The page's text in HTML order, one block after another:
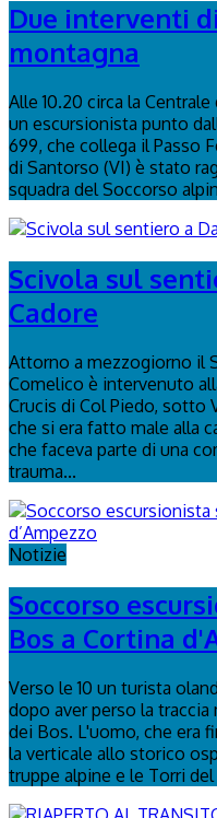
Due interventi
montagna
Alle 10.20 circa la
un escursionista punto
699, che collega il Passo
di Santorso (VI) è stato
squadra del Soccorso
Scivola sul
Cadore
Attorno a mezzogiorno il
Comelico è intervenuto
Crucis di Col Piedo, sotto
che si era fatto male alla
che faceva parte di una
trauma...
Notizie
Soccorso
Bos a Cortina
Verso le 10 un turista
dopo aver perso la
dei Bos. L'uomo, che era
la verticale allo storico
truppe alpine e le Torri del